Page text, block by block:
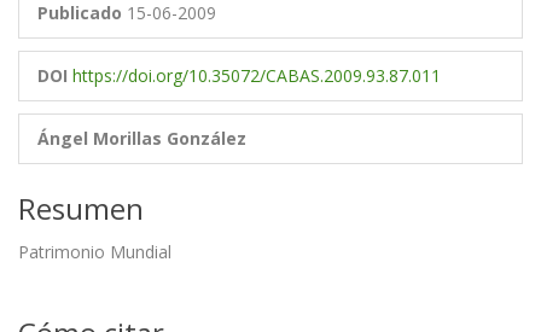
Publicado 15-06-2009
DOI https://doi.org/10.35072/CABAS.2009.93.87.011
Ángel Morillas González
Resumen
Patrimonio Mundial